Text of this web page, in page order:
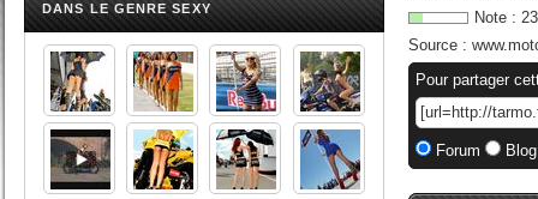
DANS LE GENRE SEXY
Note : 23
Source :
Pour partager
Forum